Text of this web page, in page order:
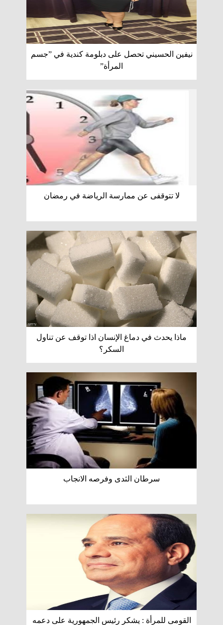
نيفين الحسيني تحصل على دبلومة كندية في ”جسم
المرأة”
لا تتوقفى عن ممارسة الرياضة في رمضان
ماذا يحدث في دماغ الإنسان اذا توقف عن تناول
السكر؟
سرطان الثدى وفرصه الانجاب
القومى للمرأة : يشكر رئيس الجمهورية على دعمه